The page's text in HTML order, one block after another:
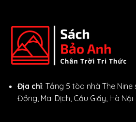
Địa chỉ: Tầng 5 tòa nhà The Nine
Đồng, Mai Dịch, Cầu Giấy, Hà Nội